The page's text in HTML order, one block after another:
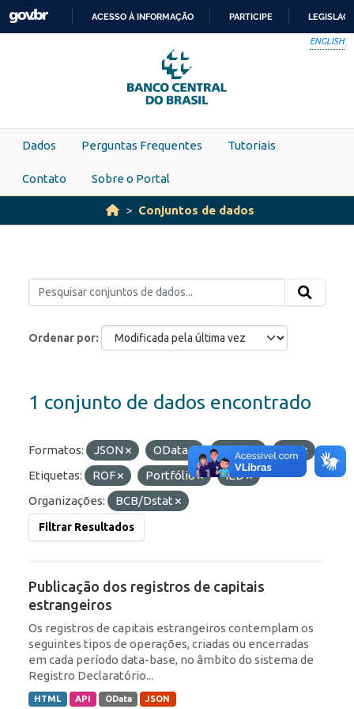
Skip to main content
PARA
O
CONTEÚDO
ACESSO À INFORMAÇÃO PARTICIPE
ENGLISH
Dados Perguntas Frequentes Tutoriais
Contato Sobre o Portal
Conjuntos de dados
Ordenar por
1 conjunto de dados encontrado
Formatos: JSON OData HTML
API
Etiquetas:
ROF Portfólio
IED
Organizações:
BCB/Dstat
Filtrar Resultados
Publicação dos registros de capitais
estrangeiros
Os registros de capitais estrangeiros contemplam os
seguintes tipos de operações, criadas ou encerradas
em cada período data-base, no âmbito do sistema de
Registro Declaratório...
HTML API OData JSON